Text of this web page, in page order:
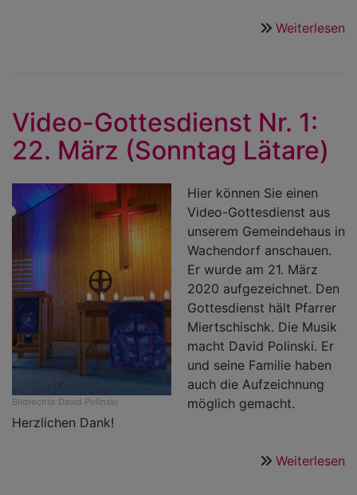
Weiterlesen
Video-Gottesdienst Nr. 1:
22. März (Sonntag Lätare)
Bildrechte David Polinski
Hier können Sie einen
Video-Gottesdienst aus
unserem Gemeindehaus in
Wachendorf anschauen.
Er wurde am 21. März
2020 aufgezeichnet. Den
Gottesdienst hält Pfarrer
Miertschischk. Die Musik
macht David Polinski. Er
und seine Familie haben
auch die Aufzeichnung
möglich gemacht.
Herzlichen Dank!
Weiterlesen